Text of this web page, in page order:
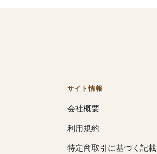
サイト情報
会社概要
利用規約
特定商取引に基づく記載